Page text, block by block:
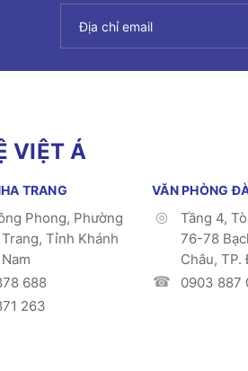
VIỆT Á
TRANG
Phong, Phường
Tỉnh Khánh
688
263
VĂN PHÒNG
Tầng 4,
76-78
Châu, TP.
0903 887